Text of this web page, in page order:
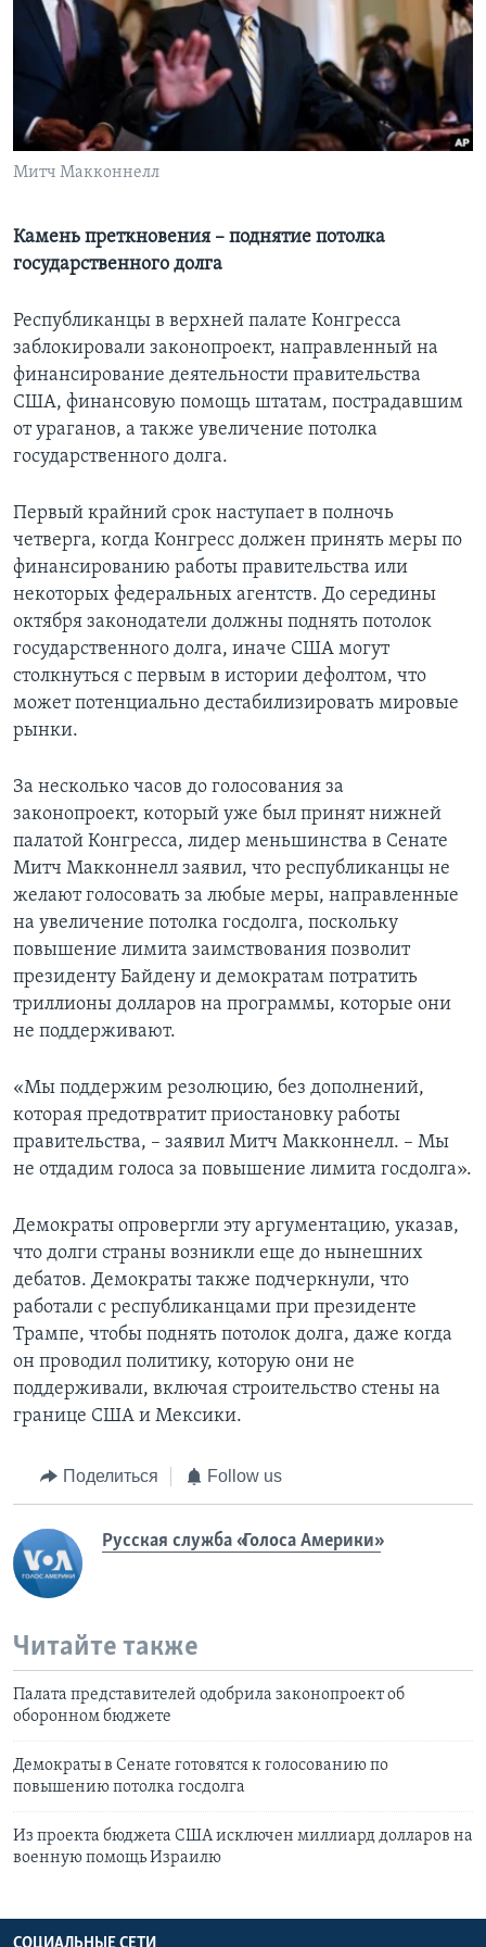
Learning English
СОЦИАЛЬНЫЕ СЕТИ
Митч Макконнелл
Камень преткновения – поднятие потолка
государственного долга
Республиканцы в верхней палате Конгресса
заблокировали законопроект, направленный на
финансирование деятельности правительства
США, финансовую помощь штатам, пострадавшим
от ураганов, а также увеличение потолка
государственного долга.
Первый крайний срок наступает в полночь
четверга, когда Конгресс должен принять меры по
финансированию работы правительства или
некоторых федеральных агентств. До середины
октября законодатели должны поднять потолок
государственного долга, иначе США могут
столкнуться с первым в истории дефолтом, что
может потенциально дестабилизировать мировые
рынки.
За несколько часов до голосования за
законопроект, который уже был принят нижней
палатой Конгресса, лидер меньшинства в Сенате
Митч Макконнелл заявил, что республиканцы не
желают голосовать за любые меры, направленные
на увеличение потолка госдолга, поскольку
повышение лимита заимствования позволит
президенту Байдену и демократам потратить
триллионы долларов на программы, которые они
не поддерживают.
«Мы поддержим резолюцию, без дополнений,
которая предотвратит приостановку работы
правительства, – заявил Митч Макконнелл. – Мы
не отдадим голоса за повышение лимита госдолга».
Демократы опровергли эту аргументацию, указав,
что долги страны возникли еще до нынешних
дебатов. Демократы также подчеркнули, что
работали с республиканцами при президенте
Трампе, чтобы поднять потолок долга, даже когда
он проводил политику, которую они не
поддерживали, включая строительство стены на
границе США и Мексики.
Поделиться Follow us
Русская служба «Голоса Америки»
Читайте также
Палата представителей одобрила законопроект об
оборонном бюджете
Демократы в Сенате готовятся к голосованию по
повышению потолка госдолга
Из проекта бюджета США исключен миллиард долларов на
военную помощь Израилю